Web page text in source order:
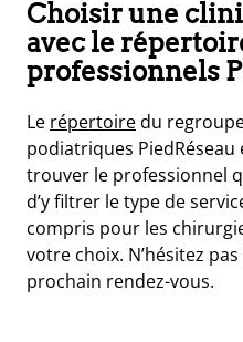
Choisir une
avec le
professionnels
Le répertoiredu
podiatriques
trouver le professionnel
d’y filtrer le type de
compris pour les
votre choix. N’hésitez
prochain rendez-vous.